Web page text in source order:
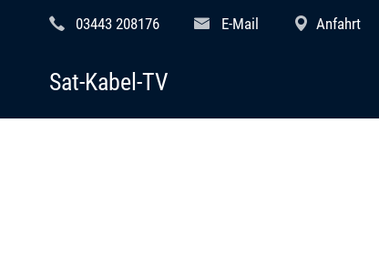
03443 208176 E-Mail Anfahrt
Sat-Kabel-TV